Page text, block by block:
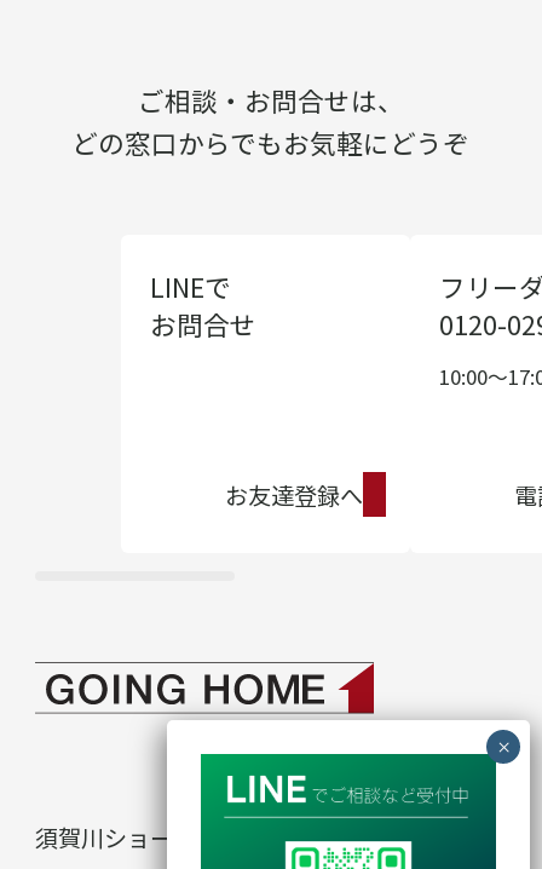
ご相談・お問合せは、
どの窓口からでもお気軽にどうぞ
LINEで
お問合せ
お友達登録へ
フリー
0120-
10:00〜
須賀川ショールーム